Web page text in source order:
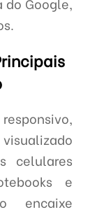
celulares
e
encaixe